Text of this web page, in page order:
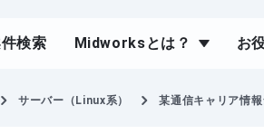
検索 Midworksとは？ お
サーバー（Linux系） 某通信キャリア情